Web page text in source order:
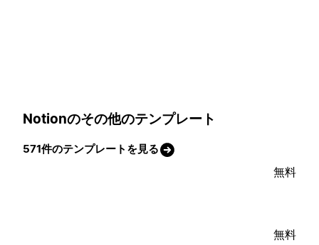
Notionのその他のテンプレート
571件のテンプレートを見る
無料
無料